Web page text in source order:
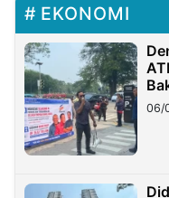
EKONOMI
06/